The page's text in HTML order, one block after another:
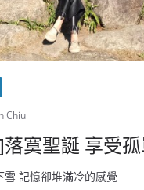
Chiu
寞聖誕 享受
雪 記憶卻堆滿冷的感覺